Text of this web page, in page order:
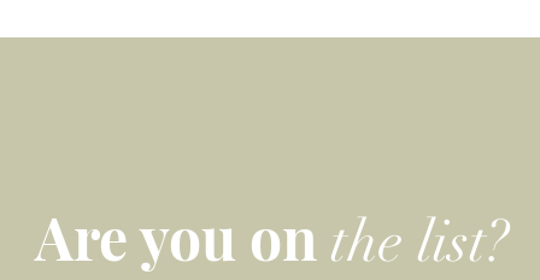
für jeden Anlass.
Are you on the list?